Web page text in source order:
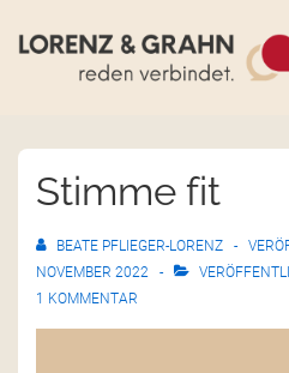
Stimme fit
BEATE PFLIEGER-LORENZ
NOVEMBER 2022
1 KOMMENTAR